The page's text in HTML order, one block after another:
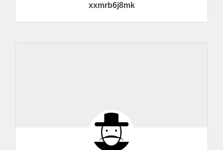
xxmrb6j8mk